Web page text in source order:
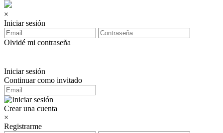
×
Iniciar sesión
Olvidé mi contraseña
Iniciar sesión
Continuar como invitado
Crear una cuenta
×
Registrarme